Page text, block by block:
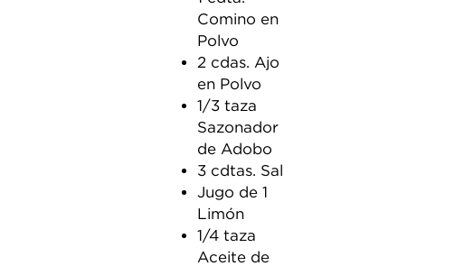
Comino en
Polvo
2 cdas. Ajo
en Polvo
1/3 taza
Sazonador
de Adobo
3 cdtas. Sal
Jugo de 1
Limón
1/4 taza
Aceite de